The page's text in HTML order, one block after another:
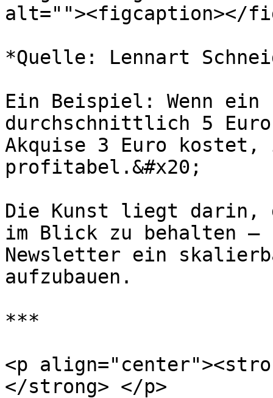
alt=""><figcaption></
*Quelle: Lennart
Ein Beispiel: Wenn ein
durchschnittlich 5
Akquise 3 Euro
profitabel.&#x20;
Die Kunst liegt darin,
im Blick zu behalten –
Newsletter ein
aufzubauen.
***
<p
</strong> </p>